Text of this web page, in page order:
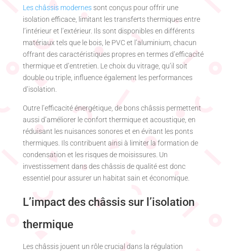
Les châssis modernessont conçus pour offrir une
isolation efficace, limitant les transferts thermiques entre
l’intérieur et l’extérieur. Ils sont disponibles en différents
matériaux tels que le bois, le PVC et l’aluminium, chacun
offrant des caractéristiques propres en termes d’efficacité
thermique et d’entretien. Le choix du vitrage, qu’il soit
double ou triple, influence également les performances
d’isolation.
Outre l’efficacité énergétique, de bons châssis permettent
aussi d’améliorer le confort thermique et acoustique, en
réduisant les nuisances sonores et en évitant les ponts
thermiques. Ils contribuent ainsi à limiter la formation de
condensation et les risques de moisissures. Un
investissement dans des châssis de qualité est donc
essentiel pour assurer un habitat sain et économique.
L’impact des châssis sur l’isolation
thermique
Les châssis jouent un rôle crucial dans la régulation